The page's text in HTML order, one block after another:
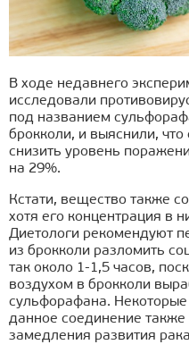
В ходе недавнего
исследовали
под названием
брокколи, и выяснили,
снизить уровень
на 29%.
Кстати, вещество также
хотя его концентрация в
Диетологи рекомендуют
из брокколи разломить
так около 1-1,5 часов,
воздухом в брокколи
сульфорафана.
данное соединение
замедления развития